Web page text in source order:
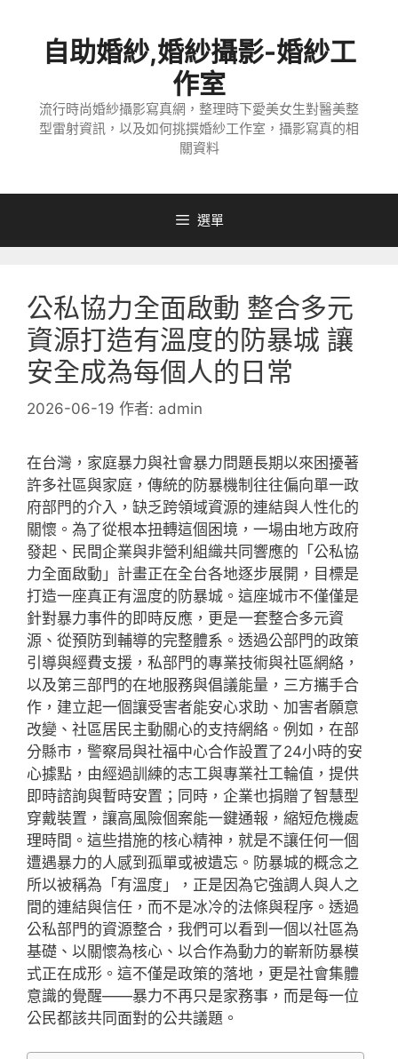
自助婚紗,婚紗攝影-婚紗工
作室
流行時尚婚紗攝影寫真網，整理時下愛美女生對醫美整
型雷射資訊，以及如何挑撰婚紗工作室，攝影寫真的相
關資料
選單
公私協力全面啟動 整合多元
資源打造有溫度的防暴城 讓
安全成為每個人的日常
2026-06-19 作者: admin
在台灣，家庭暴力與社會暴力問題長期以來困擾著
許多社區與家庭，傳統的防暴機制往往偏向單一政
府部門的介入，缺乏跨領域資源的連結與人性化的
關懷。為了從根本扭轉這個困境，一場由地方政府
發起、民間企業與非營利組織共同響應的「公私協
力全面啟動」計畫正在全台各地逐步展開，目標是
打造一座真正有溫度的防暴城。這座城市不僅僅是
針對暴力事件的即時反應，更是一套整合多元資
源、從預防到輔導的完整體系。透過公部門的政策
引導與經費支援，私部門的專業技術與社區網絡，
以及第三部門的在地服務與倡議能量，三方攜手合
作，建立起一個讓受害者能安心求助、加害者願意
改變、社區居民主動關心的支持網絡。例如，在部
分縣市，警察局與社福中心合作設置了24小時的安
心據點，由經過訓練的志工與專業社工輪值，提供
即時諮詢與暫時安置；同時，企業也捐贈了智慧型
穿戴裝置，讓高風險個案能一鍵通報，縮短危機處
理時間。這些措施的核心精神，就是不讓任何一個
遭遇暴力的人感到孤單或被遺忘。防暴城的概念之
所以被稱為「有溫度」，正是因為它強調人與人之
間的連結與信任，而不是冰冷的法條與程序。透過
公私部門的資源整合，我們可以看到一個以社區為
基礎、以關懷為核心、以合作為動力的嶄新防暴模
式正在成形。這不僅是政策的落地，更是社會集體
意識的覺醒——暴力不再只是家務事，而是每一位
公民都該共同面對的公共議題。